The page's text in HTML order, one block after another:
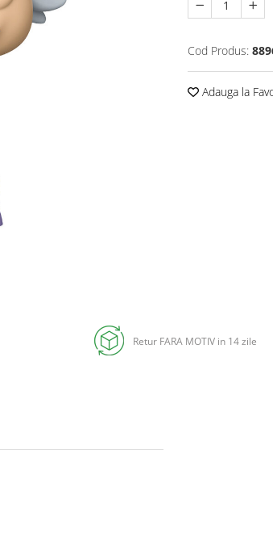
Cod Produs:
Adauga la
Retur FARA MOTIV in 14 zile